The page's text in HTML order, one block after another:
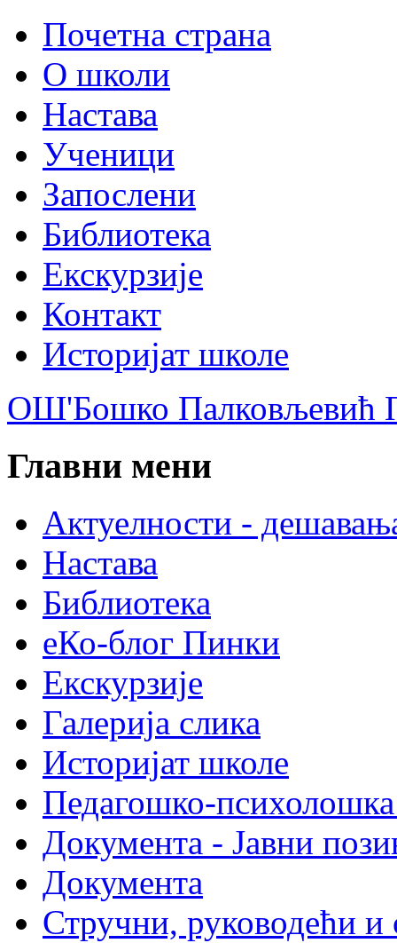
Почетна страна
О школи
Настава
Ученици
Запослени
Библиотека
Екскурзије
Контакт
Историјат школе
ОШ'Бошко Палковљевић
Главни мени
Актуелности -
Настава
Библиотека
еКо-блог Пинки
Екскурзије
Галерија слика
Историјат школе
Педагошко-психолошка
Документа - Јавни
Документа
Стручни, руководећи и